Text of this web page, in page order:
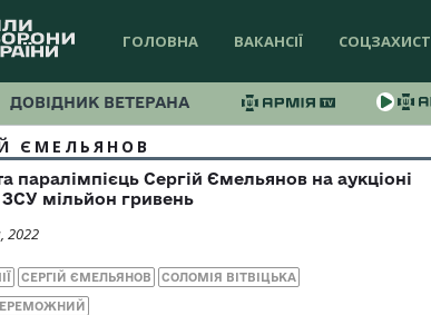
ГОЛОВНА ВАКАНСІЇ СОЦЗАХИСТ
ДОВІДНИК ВЕТЕРАНА
ЄМЕЛЬЯНОВ
паралімпієць Сергій Ємельянов на аукціоні
ЗСУ мільйон гривень
2022
СЕРГІЙ ЄМЕЛЬЯНОВ СОЛОМІЯ ВІТВІЦЬКА